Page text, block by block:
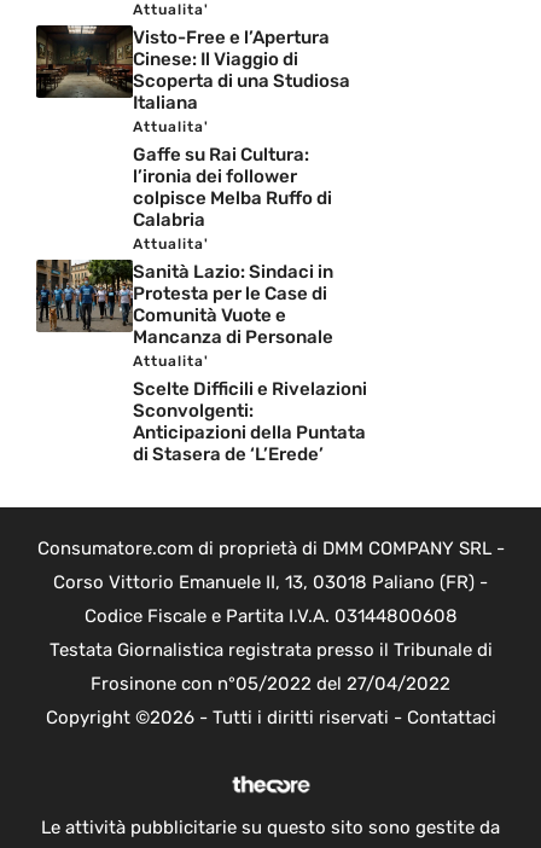
Attualita'
Visto-Free e l’Apertura
Cinese: Il Viaggio di
Scoperta di una Studiosa
Italiana
Attualita'
Gaffe su Rai Cultura:
l’ironia dei follower
colpisce Melba Ruffo di
Calabria
Attualita'
Sanità Lazio: Sindaci in
Protesta per le Case di
Comunità Vuote e
Mancanza di Personale
Attualita'
Scelte Difficili e Rivelazioni
Sconvolgenti:
Anticipazioni della Puntata
di Stasera de ‘L’Erede’
Consumatore.com di proprietà di DMM COMPANY SRL -
Corso Vittorio Emanuele II, 13, 03018 Paliano (FR) -
Codice Fiscale e Partita I.V.A. 03144800608
Testata Giornalistica registrata presso il Tribunale di
Frosinone con n°05/2022 del 27/04/2022
Copyright ©2026 - Tutti i diritti riservati - Contattaci
Le attività pubblicitarie su questo sito sono gestite da